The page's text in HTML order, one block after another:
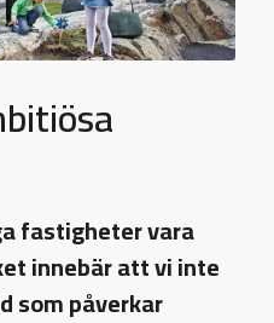
fastigheter vara
innebär att vi inte
som påverkar